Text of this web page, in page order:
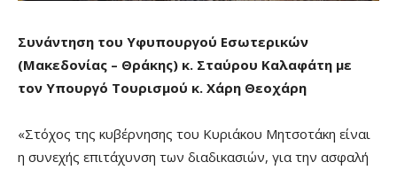
Συνάντηση του Υφυπουργού Εσωτερικών
(Μακεδονίας – Θράκης) κ. Σταύρου Καλαφάτη με
τον Υπουργό Τουρισμού κ. Χάρη Θεοχάρη
«Στόχος της κυβέρνησης του Κυριάκου Μητσοτάκη είναι
η συνεχής επιτάχυνση των διαδικασιών, για την ασφαλή